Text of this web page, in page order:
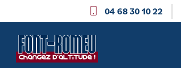
04 68 30 10 22